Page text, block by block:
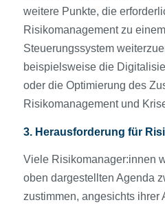
weitere Punkte, die
Risikomanagement zu
Steuerungssystem
beispielsweise die
oder die Optimierung des
Risikomanagement und
3. Herausforderung für
Viele Risikomanager:innen
oben dargestellten Agenda
zustimmen, angesichts ihrer